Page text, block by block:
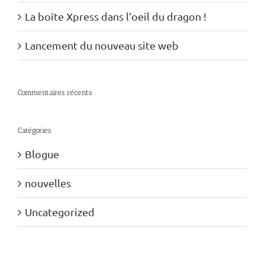
La boîte Xpress dans l’oeil du dragon !
Lancement du nouveau site web
Commentaires récents
Catégories
Blogue
nouvelles
Uncategorized